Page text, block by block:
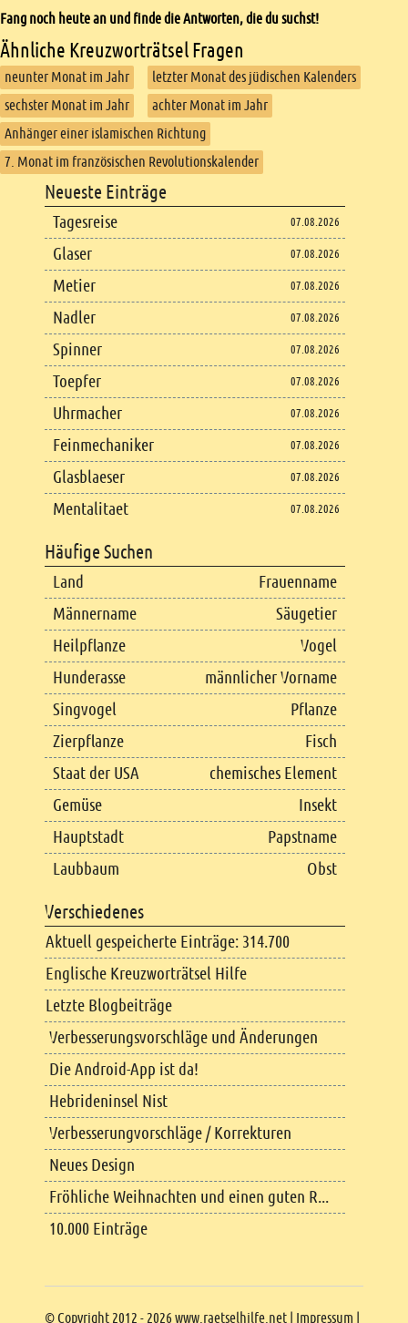
Fang noch heute an und finde die Antworten, die du suchst!
Ähnliche Kreuzworträtsel Fragen
neunter Monat im Jahr
letzter Monat des jüdischen Kalenders
sechster Monat im Jahr
achter Monat im Jahr
Anhänger einer islamischen Richtung
7. Monat im französischen Revolutionskalender
Copyright
© Copyright 2012 - 2026 www.raetselhilfe.net | Impressum |
Footer content
Neueste Einträge
Tagesreise 07.08.2026
Glaser 07.08.2026
Metier 07.08.2026
Nadler 07.08.2026
Spinner 07.08.2026
Toepfer 07.08.2026
Uhrmacher 07.08.2026
Feinmechaniker 07.08.2026
Glasblaeser 07.08.2026
Mentalitaet 07.08.2026
Häufige Suchen
Land
Frauenname
Männername
Säugetier
Heilpflanze
Vogel
Hunderasse
männlicher Vorname
Singvogel
Pflanze
Zierpflanze
Fisch
Staat der USA
chemisches Element
Gemüse
Insekt
Hauptstadt
Papstname
Laubbaum
Obst
Verschiedenes
Aktuell gespeicherte Einträge: 314.700
Englische Kreuzworträtsel Hilfe
Letzte Blogbeiträge
Verbesserungsvorschläge und Änderungen
Die Android-App ist da!
Hebrideninsel Nist
Verbesserungvorschläge / Korrekturen
Neues Design
Fröhliche Weihnachten und einen guten R...
10.000 Einträge